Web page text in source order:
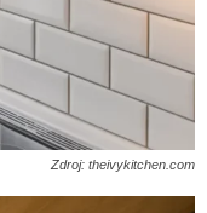
Zdroj: theivykitchen.com